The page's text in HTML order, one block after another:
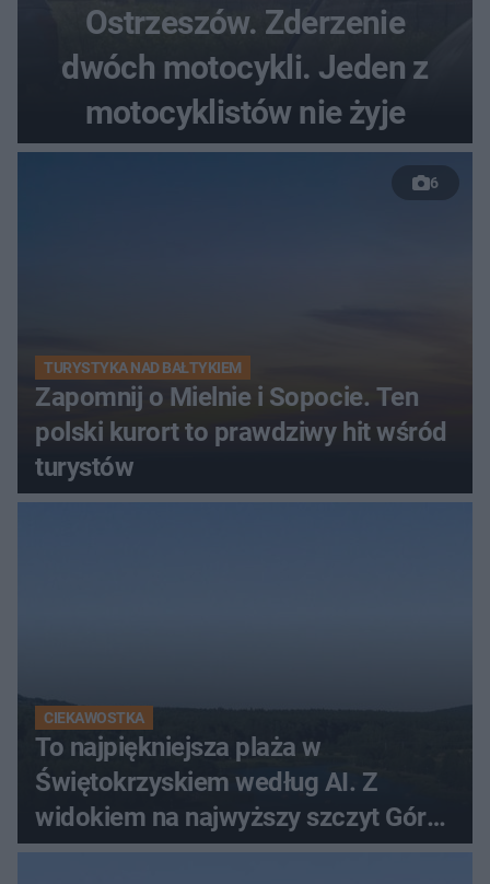
Ostrzeszów. Zderzenie
dwóch motocykli. Jeden z
motocyklistów nie żyje
6
TURYSTYKA NAD BAŁTYKIEM
Zapomnij o Mielnie i Sopocie. Ten
polski kurort to prawdziwy hit wśród
turystów
CIEKAWOSTKA
To najpiękniejsza plaża w
Świętokrzyskiem według AI. Z
widokiem na najwyższy szczyt Gór
Świętokrzyskich